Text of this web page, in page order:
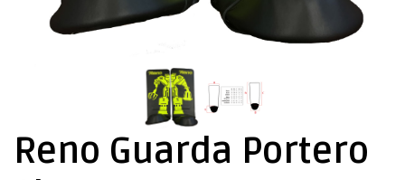
Reno Guarda Portero